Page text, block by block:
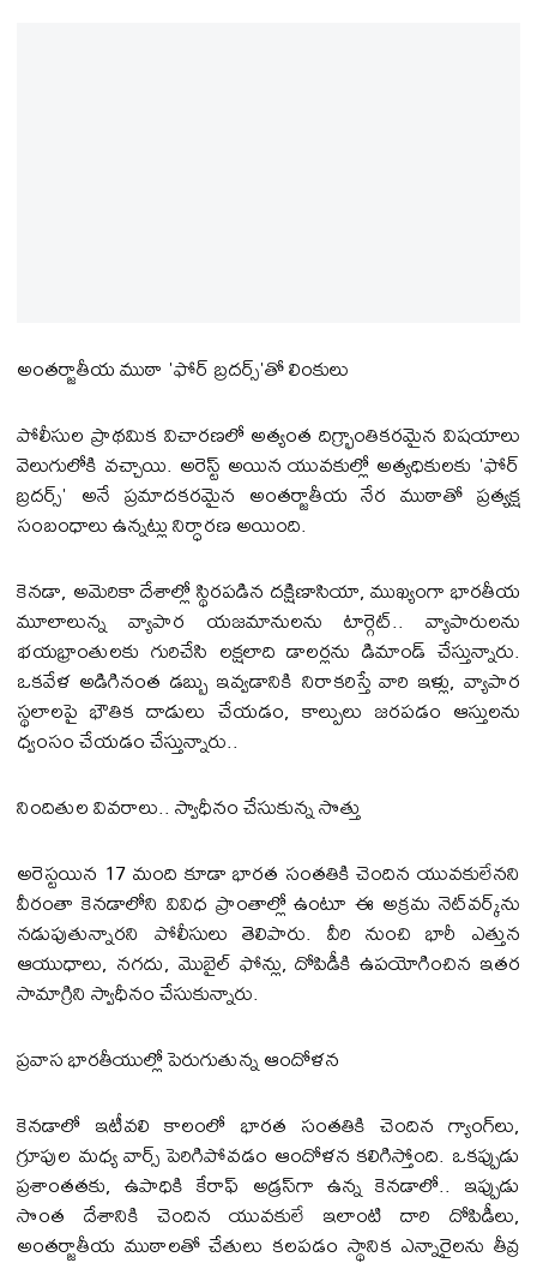
అంతర్జాతీయ ముఠా 'ఫోర్ బ్రదర్స్'తో లింకులు
పోలీసుల ప్రాథమిక విచారణలో అత్యంత దిగ్భ్రాంతికరమైన విషయాలు
వెలుగులోకి వచ్చాయి. అరెస్ట్ అయిన యువకుల్లో అత్యధికులకు 'ఫోర్
బ్రదర్స్' అనే ప్రమాదకరమైన అంతర్జాతీయ నేర ముఠాతో ప్రత్యక్ష
సంబంధాలు ఉన్నట్లు నిర్ధారణ అయింది.
కెనడా, అమెరికా దేశాల్లో స్థిరపడిన దక్షిణాసియా, ముఖ్యంగా భారతీయ
మూలాలున్న వ్యాపార యజమానులను టార్గెట్.. వ్యాపారులను
భయభ్రాంతులకు గురిచేసి లక్షలాది డాలర్లను డిమాండ్ చేస్తున్నారు.
ఒకవేళ అడిగినంత డబ్బు ఇవ్వడానికి నిరాకరిస్తే వారి ఇళ్లు, వ్యాపార
స్థలాలపై భౌతిక దాడులు చేయడం, కాల్పులు జరపడం ఆస్తులను
ధ్వంసం చేయడం చేస్తున్నారు..
నిందితుల వివరాలు.. స్వాధీనం చేసుకున్న సొత్తు
అరెస్టయిన 17 మంది కూడా భారత సంతతికి చెందిన యువకులేనని
వీరంతా కెనడాలోని వివిధ ప్రాంతాల్లో ఉంటూ ఈ అక్రమ నెట్‌వర్క్‌ను
నడుపుతున్నారని పోలీసులు తెలిపారు. వీరి నుంచి భారీ ఎత్తున
ఆయుధాలు, నగదు, మొబైల్ ఫోన్లు, దోపిడీకి ఉపయోగించిన ఇతర
సామాగ్రిని స్వాధీనం చేసుకున్నారు.
ప్రవాస భారతీయుల్లో పెరుగుతున్న ఆందోళన
కెనడాలో ఇటీవలి కాలంలో భారత సంతతికి చెందిన గ్యాంగ్‌లు,
గ్రూపుల మధ్య వార్స్ పెరిగిపోవడం ఆందోళన కలిగిస్తోంది. ఒకప్పుడు
ప్రశాంతతకు, ఉపాధికి కేరాఫ్ అడ్రస్‌గా ఉన్న కెనడాలో.. ఇప్పుడు
సొంత దేశానికి చెందిన యువకులే ఇలాంటి దారి దోపిడీలు,
అంతర్జాతీయ ముఠాలతో చేతులు కలపడం స్థానిక ఎన్నారైలను తీవ్ర